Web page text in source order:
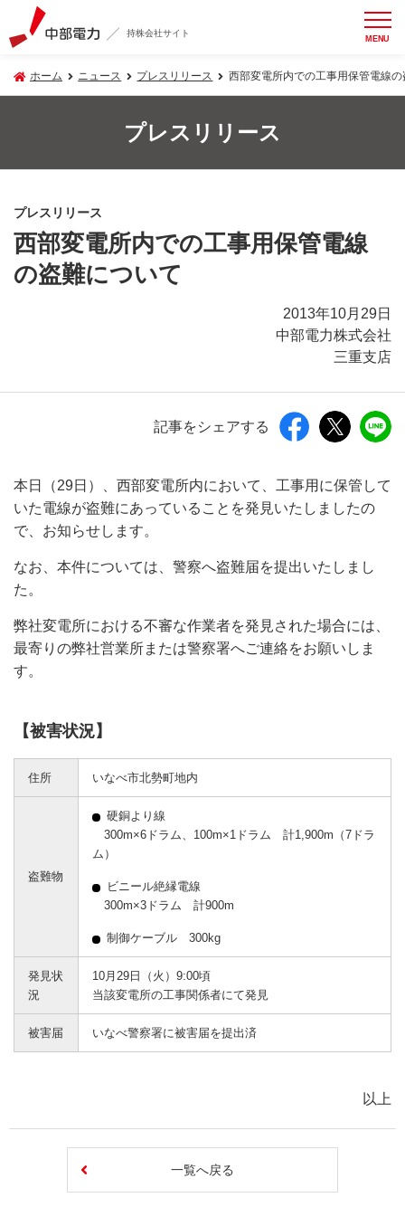
持株会社サイト MENU
ホーム ニュース プレスリリース 西部変電所内での工事用保管電線
プレスリリース
プレスリリース
西部変電所内での工事用保管電線
の盗難について
2013年10月29日
中部電力株式会社
三重支店
記事をシェアする
本日（29日）、西部変電所内において、工事用に保管して
いた電線が盗難にあっていることを発見いたしましたの
で、お知らせします。
なお、本件については、警察へ盗難届を提出いたしまし
た。
弊社変電所における不審な作業者を発見された場合には、
最寄りの弊社営業所または警察署へご連絡をお願いしま
す。
【被害状況】
住所 いなべ市北勢町地内
盗難物
硬銅より線
300m×6ドラム、100m×1ドラム 計1,900m（7ドラ
ム）
ビニール絶縁電線
300m×3ドラム 計900m
制御ケーブル 300kg
発見状
況
10月29日（火）9:00頃
当該変電所の工事関係者にて発見
被害届 いなべ警察署に被害届を提出済
以上
一覧へ戻る